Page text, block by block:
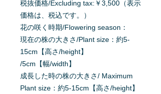
税抜価格/Excluding tax:￥3,500（表示
価格は、税込です。）
花の咲く時期/Flowering season：
現在の株の大きさ/Plant size：約5-
15cm【高さ/height】
/5cm【幅/width】
成長した時の株の大きさ/ Maximum
Plant size：約5-15cm【高さ/height】